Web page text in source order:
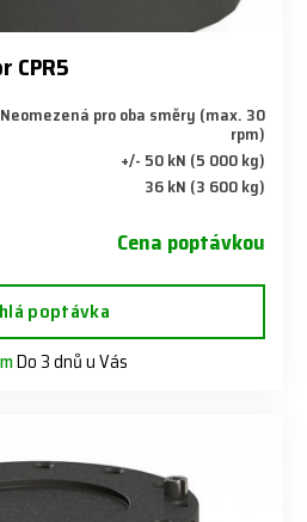
CPR5
Neomezená pro oba směry (max. 30
rpm)
+/- 50 kN (5 000 kg)
36 kN (3 600 kg)
Cena poptávkou
poptávka
Do 3 dnů u Vás